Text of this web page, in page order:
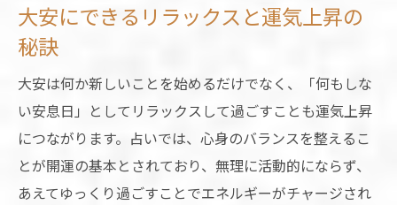
大安にできるリラックスと運気上昇の
秘訣
大安は何か新しいことを始めるだけでなく、「何もしな
い安息日」としてリラックスして過ごすことも運気上昇
につながります。占いでは、心身のバランスを整えるこ
とが開運の基本とされており、無理に活動的にならず、
あえてゆっくり過ごすことでエネルギーがチャージされ